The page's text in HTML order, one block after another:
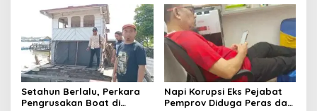
Setahun Berlalu, Perkara
Pengrusakan Boat di
Napi Korupsi Eks Pejabat
Pemprov Diduga Peras dan